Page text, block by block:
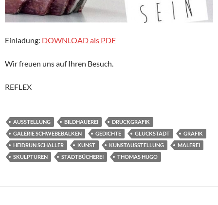
Einladung: DOWNLOAD als PDF
Wir freuen uns auf Ihren Besuch.
REFLEX
AUSSTELLUNG BILDHAUEREI
DRUCKGRAFIK
GALERIE SCHWEBEBALKEN
GEDICHTE GLÜCKSTADT
GRAFIK
HEIDRUN SCHALLER
KUNST KUNSTAUSSTELLUNG
MALEREI
SKULPTUREN
STADTBÜCHEREI THOMAS HUGO